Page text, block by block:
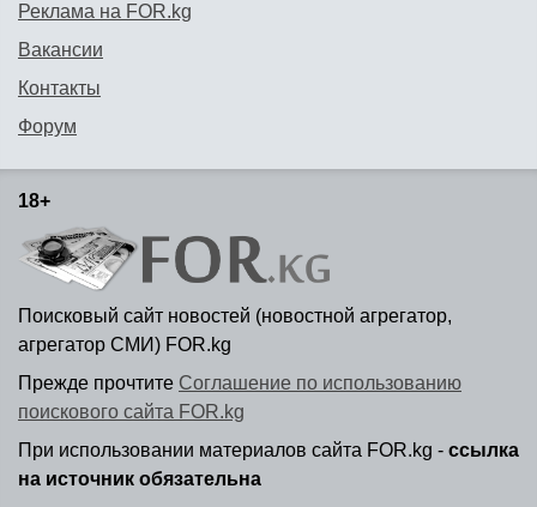
Реклама на FOR.kg
Вакансии
Контакты
Форум
18+
Поисковый сайт новостей (новостной агрегатор,
агрегатор СМИ) FOR.kg
Прежде прочтите Соглашение по использованию
поискового сайта FOR.kg
При использовании материалов сайта FOR.kg - ссылка
на источник обязательна